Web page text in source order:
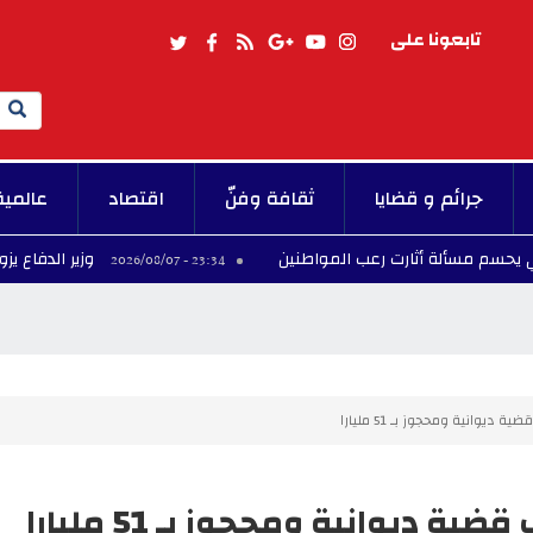
تابعونا على
Search
جرائم و قضايا ثقافة وفنّ اقتصاد
أثارت رعب المواطنين 23:34 - 2026/08/07 وزير الدفاع يزور